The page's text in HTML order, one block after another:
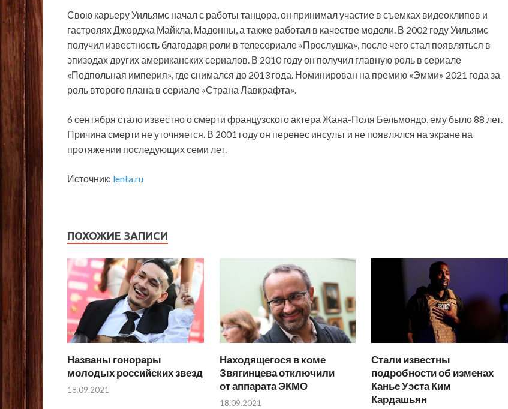
Свою карьеру Уильямс начал с работы танцора, он принимал участие в съемках видеоклипов и
гастролях Джорджа Майкла, Мадонны, а также работал в качестве модели. В 2002 году Уильямс
получил известность благодаря роли в телесериале «Прослушка», после чего стал появляться в
эпизодах других американских сериалов. В 2010 году он получил главную роль в сериале
«Подпольная империя», где снимался до 2013 года. Номинирован на премию «Эмми» 2021 года за
роль второго плана в сериале «Страна Лавкрафта».
6 сентября стало известно о смерти французского актера Жана-Поля Бельмондо, ему было 88 лет.
Причина смерти не уточняется. В 2001 году он перенес инсульт и не появлялся на экране на
протяжении последующих семи лет.
Источник: lenta.ru
ПОХОЖИЕ ЗАПИСИ
Названы гонорары
молодых российских звезд
18.09.2021
Находящегося в коме
Звягинцева отключили
от аппарата ЭКМО
18.09.2021
Стали известны
подробности об изменах
Канье Уэста Ким
Кардашьян